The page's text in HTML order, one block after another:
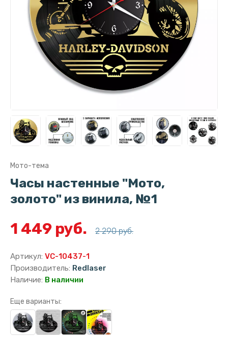
Мото-тема
Часы настенные "Мото,
золото" из винила, №1
1 449 руб. 2 290 руб.
Артикул: VC-10437-1
Производитель: Redlaser
Наличие: В наличии
Еще варианты: